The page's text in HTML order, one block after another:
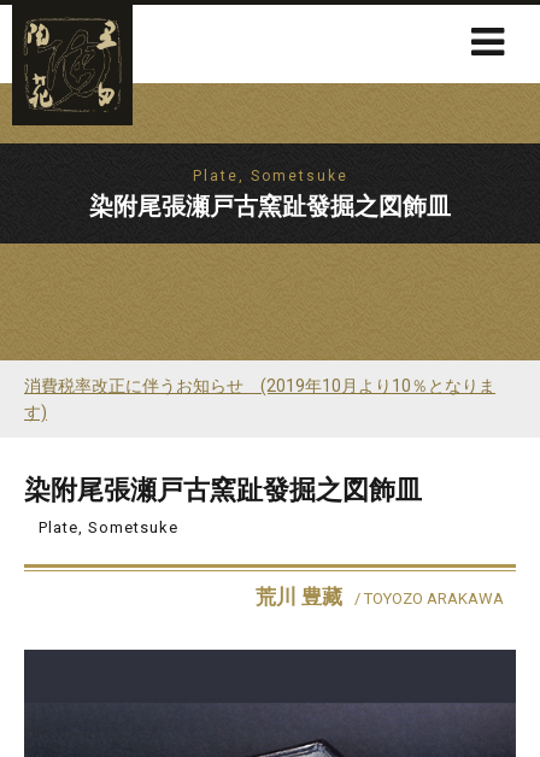
Plate, Sometsuke
染附尾張瀬戸古窯趾發掘之図飾皿
消費税率改正に伴うお知らせ (2019年10月より10％となりま
す)
染附尾張瀬戸古窯趾發掘之図飾皿
Plate, Sometsuke
荒川 豊藏 / TOYOZO ARAKAWA